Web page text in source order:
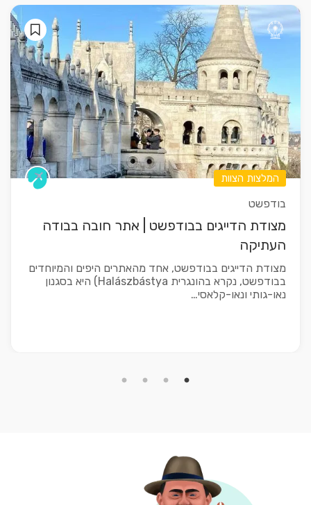
המלצות הצוות
בודפשט
מצודת הדייגים בבודפשט | אתר חובה בבודה
העתיקה
מצודת הדייגים בבודפשט, אחד מהאתרים היפים והמיוחדים
בבודפשט, נקרא בהונגרית Halászbástya) היא בסגנון
נאו-גותי ונאו-קלאסי…